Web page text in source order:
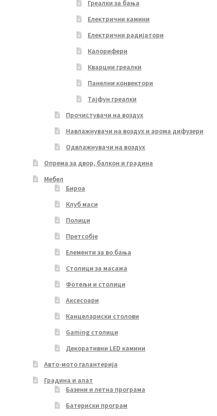
Греалки за бања
Електрични камини
Електрични радијатори
Калорифери
Кварцни греалки
Панелни конвектори
Тајфун греалки
Прочистувачи на воздух
Навлажнувачи на воздух и арома дифузери
Одвлажнувачи на воздух
Опрема за двор, балкон и градина
Мебел
Бироа
Клуб маси
Полици
Претсобје
Елементи за во бања
Столици за масажа
Фотељи и столици
Аксесоари
Канцелариски столови
Gaming столици
Декоративни LED камини
Авто-мото галантерија
Градина и алат
Базени и летна програма
Батериски програм